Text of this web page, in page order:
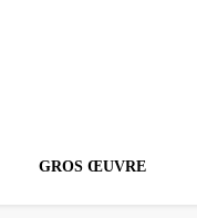
GROS ŒUVRE